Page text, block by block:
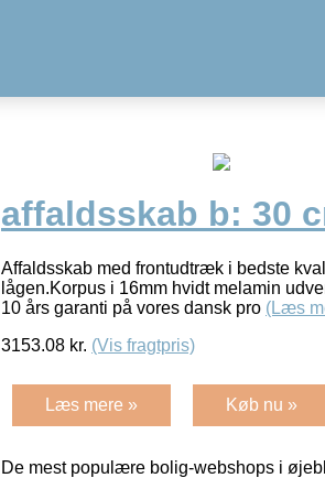
affaldsskab b: 30
Affaldsskab med frontudtræk i bedste
lågen.Korpus i 16mm hvidt melamin
10 års garanti på vores dansk pro (Læs
3153.08 kr. (Vis fragtpris)
Læs mere » Køb nu »
De mest populære bolig-webshops i